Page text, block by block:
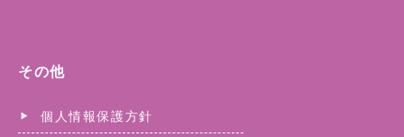
その他
個人情報保護方針